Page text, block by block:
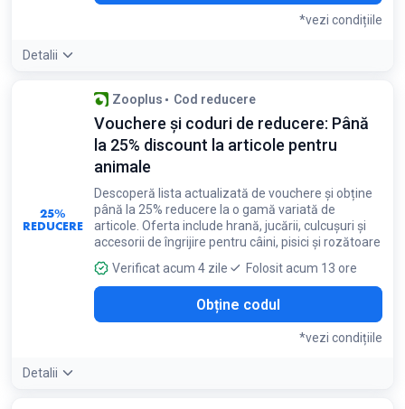
*vezi condițiile
Detalii
Valabil doar pentru membrii Zooplus Club Premium
25%
REDUCERE
Zooplus Cod reducere
Vouchere și coduri de reducere: Până
la 25% discount la articole pentru
animale
Descoperă lista actualizată de vouchere și obține
până la 25% reducere la o gamă variată de
articole. Oferta include hrană, jucării, culcușuri și
accesorii de îngrijire pentru câini, pisici și rozătoare
Verificat acum 4 zile
Folosit acum 13 ore
Obține codul
*vezi condițiile
Detalii